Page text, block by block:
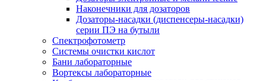
Наконечники для дозаторов
Дозаторы-насадки (диспенсеры-насадки)
серии ПЭ на бутыли
Спектрофотометр
Системы очистки кислот
Бани лабораторные
Вортексы лабораторные